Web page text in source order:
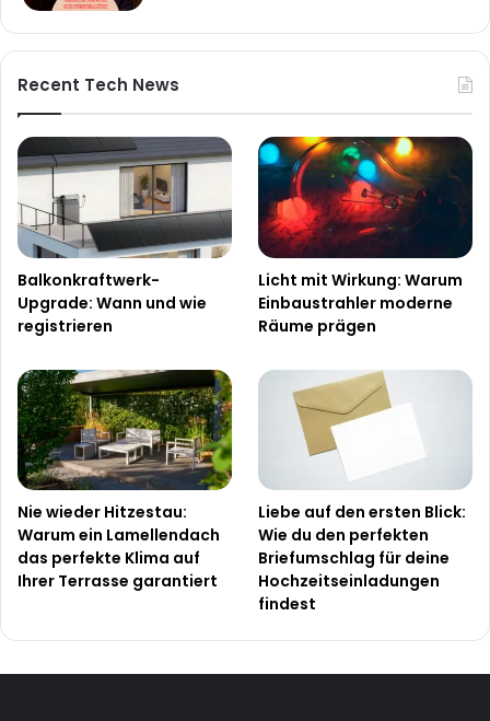
Recent Tech News
Balkonkraftwerk-
Upgrade: Wann und wie
registrieren
Licht mit Wirkung: Warum
Einbaustrahler moderne
Räume prägen
Nie wieder Hitzestau:
Warum ein Lamellendach
das perfekte Klima auf
Ihrer Terrasse garantiert
Liebe auf den ersten Blick:
Wie du den perfekten
Briefumschlag für deine
Hochzeitseinladungen
findest